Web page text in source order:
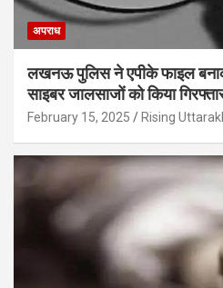
अपराध
लखनऊ पुलिस ने एपीके फाइल
साइबर जालसाजों को किया
February 15, 2025 Rising